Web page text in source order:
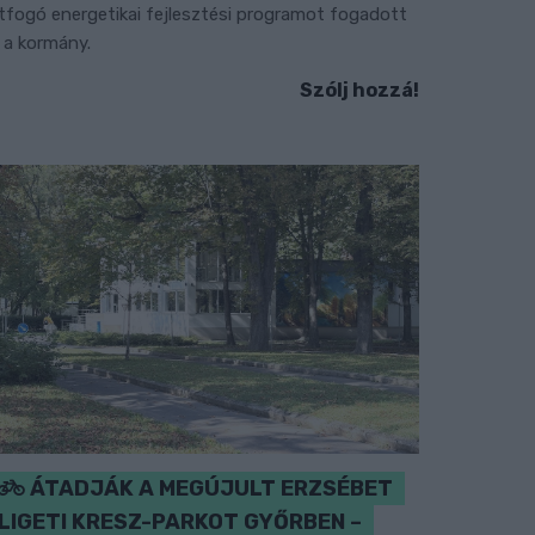
energetikai fejlesztési programot fogadott
a kormány.
Szólj hozzá!
ÁTADJÁK A MEGÚJULT ERZSÉBET
KRESZ-PARKOT GYŐRBEN –